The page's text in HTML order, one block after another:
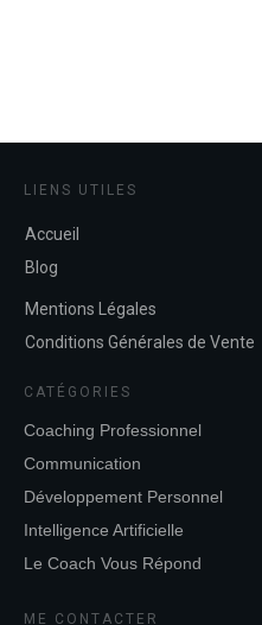
LIENS UTILES
Accueil
Blog
Mentions Légales
Conditions Générales de Vente
CATÉGORIES
Coaching Professionnel
Communication
Développement Personnel
Intelligence Artificielle
Le Coach Vous Répond
ME CONTACTER